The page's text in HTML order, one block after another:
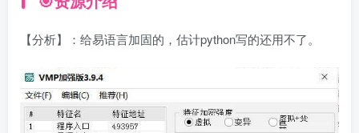
【分析】：给易语言加固的，估计python写的还用不了。